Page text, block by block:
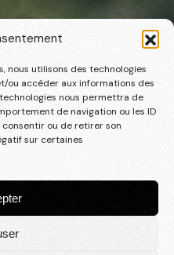
nous utilisons des technologies
ou accéder aux informations des
nous permettra de
de navigation ou les ID
ou de retirer son
sur certaines
partenaires